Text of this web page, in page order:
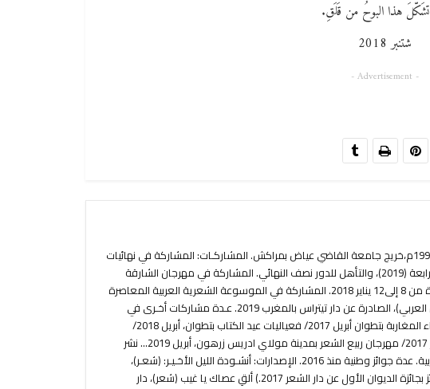
هذا البوحُ من قَلَقِ.
شتنبر 2018
- Advertisement -
محمد الساق شاعر مغربي ولد سنة 1993م،خريج جامعة القاضي عياض بمراكش. المشاركـات: المشاركة في نهائيات
جائزة كتارا لشاعر الرسول في دورتها الرابعة (2019)، والتأهل للدور نصف النهائي. المشاركة في مهرجان الشارقة
للشعر العربي بالإمارات العربية المتحدة من 8 إلى12 يناير 2018. المشاركة في الموسوعة الشعرية العربية المعاصرة
في جزئها الأول، (100 شاعـر في الوطن العربي)، الصادرة عن دار تيتراس بالمغرب 2019. عـدة مشاركات أخـرى في
ملتقيات وطنية منها: ( مهرجان الشعراء المغاربة بتطوان أبريل 2017/ فعياليات عيد الكتاب بتطوان، أبريل 2018/
المهرجان الوطني للشعر بطنجة، أكتوبر 2017/ مهرجان ربيع الشعر بمدينة مولاي ادريس زرهون، أبريل 2019... نشر
نصوص شعرية بعدد من المجلات العربية. عدة جوائز وطنية منذ 2016. الإصدارات: أنشـودة الليل الأخـيـر: (شعـر)،
منشورات دار الشعر بتطـوان 2018. (فائز بجائزة الديوان الأول عن دار الشعر 2017.) ألقِ عصاك يا غيب (شعر)، دار